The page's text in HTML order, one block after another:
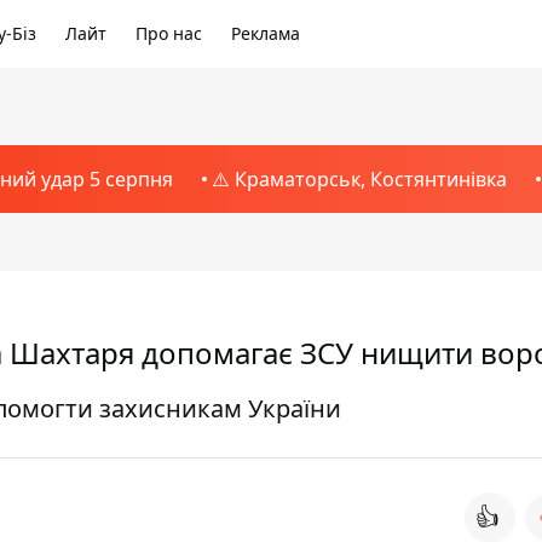
Біз Лайт Про нас Реклама
удар 5 серпня ⚠️ Краматорськ, Костянтинівка
Шахтаря допомагає ЗСУ нищити
захисникам України
👍